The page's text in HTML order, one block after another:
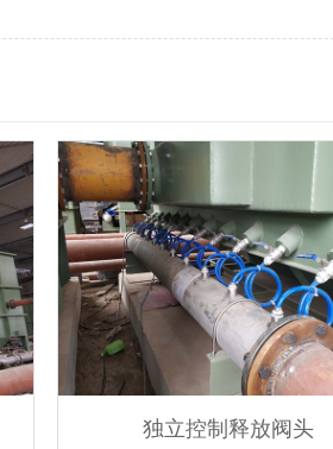
独立控制释放阀头